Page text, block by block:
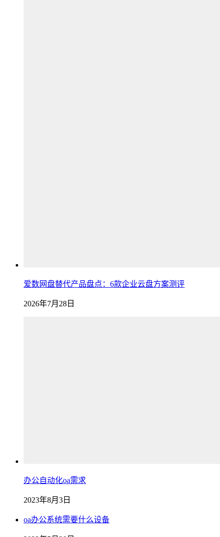
爱数网盘替代产品盘点：6款企业云盘方案测评
2026年7月28日
办公自动化oa需求
2023年8月3日
oa办公系统需要什么设备